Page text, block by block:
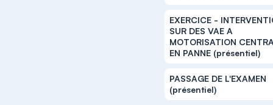
EXERCICE -
SUR DES VAE A
MOTORISATION
EN PANNE (présentiel)
PASSAGE DE L'EXAMEN
(présentiel)